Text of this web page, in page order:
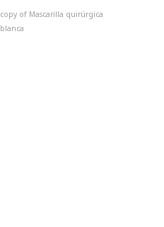
copy of Mascarilla quirúrgica
blanca